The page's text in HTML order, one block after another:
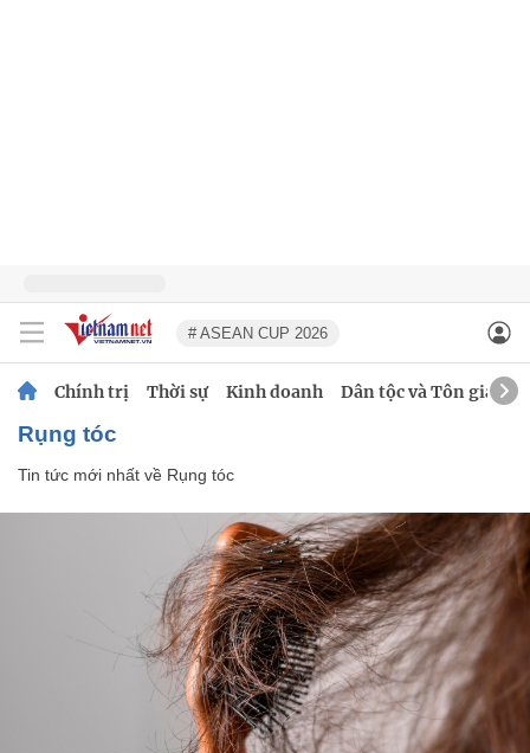
# ASEAN CUP 2026
Chính trị Thời sự Kinh doanh Dân tộc và Tôn giáo
Rụng tóc
Tin tức mới nhất về Rụng tóc